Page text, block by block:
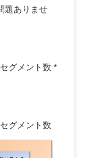
題ありませ
グメント数 *
グメント数